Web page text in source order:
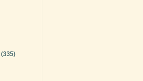
(335)